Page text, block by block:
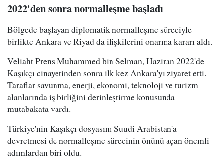
2022'den sonra normalleşme başladı
Bölgede başlayan diplomatik normalleşme süreciyle
birlikte Ankara ve Riyad da ilişkilerini onarma kararı aldı.
Veliaht Prens Muhammed bin Selman, Haziran 2022'de
Kaşıkçı cinayetinden sonra ilk kez Ankara'yı ziyaret etti.
Taraflar savunma, enerji, ekonomi, teknoloji ve turizm
alanlarında iş birliğini derinleştirme konusunda
mutabakata vardı.
Türkiye'nin Kaşıkçı dosyasını Suudi Arabistan'a
devretmesi de normalleşme sürecinin önünü açan önemli
adımlardan biri oldu.